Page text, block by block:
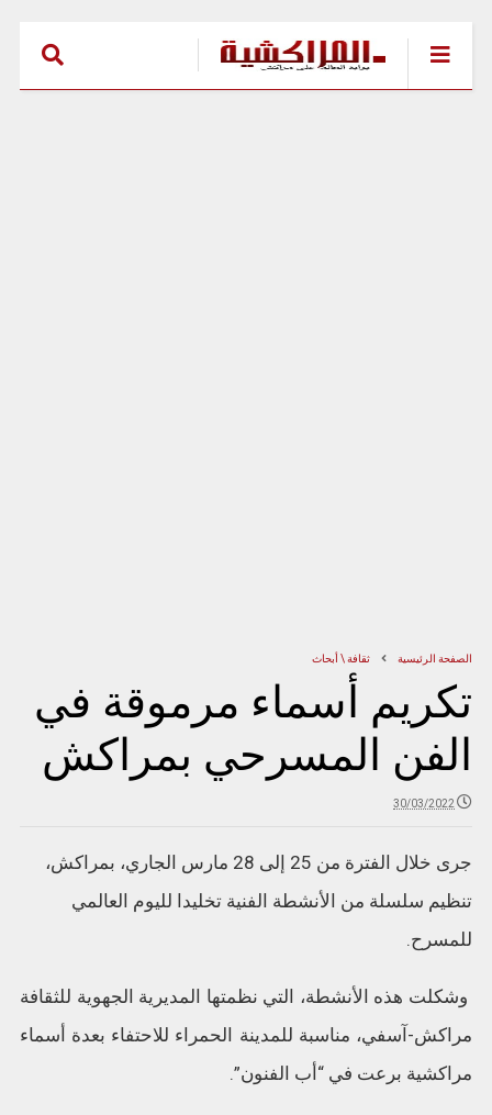
الصفحة الرئيسية ثقافة \ أبحاث
تكريم أسماء مرموقة في
الفن المسرحي بمراكش
30/03/2022
جرى خلال الفترة من 25 إلى 28 مارس الجاري، بمراكش،
تنظيم سلسلة من الأنشطة الفنية تخليدا لليوم العالمي
للمسرح.
وشكلت هذه الأنشطة، التي نظمتها المديرية الجهوية للثقافة
مراكش-آسفي، مناسبة للمدينة الحمراء للاحتفاء بعدة أسماء
مراكشية برعت في “أب الفنون”.